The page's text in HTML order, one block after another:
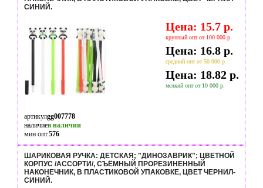
СИНИЙ.
Цена: 15.7 р.
крупный опт от 100 000 р.
Цена: 16.8 р.
средний опт от 50 000 р.
Цена: 18.82 р.
мелкий опт от 10 000 р.
артикулgg007778
наличиев наличии
мин опт.576
ШАРИКОВАЯ РУЧКА: ДЕТСКАЯ; "ДИНОЗАВРИК"; ЦВЕТНОЙ
КОРПУС /АССОРТИ/, СЪЁМНЫЙ ПРОРЕЗИНЕННЫЙ
НАКОНЕЧНИК, В ПЛАСТИКОВОЙ УПАКОВКЕ, ЦВЕТ ЧЕРНИЛ-
СИНИЙ.